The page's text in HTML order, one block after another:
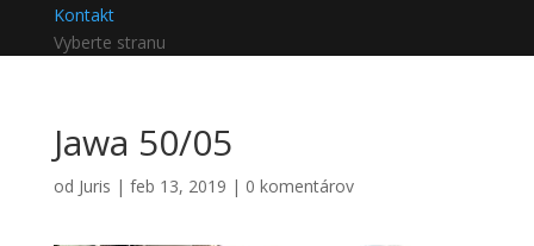
Kontakt
Vyberte stranu
Jawa 50/05
od Juris | feb 13, 2019 | 0 komentárov